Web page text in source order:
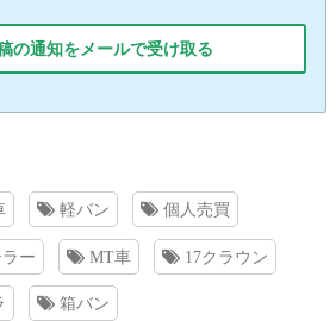
の通知をメールで受け取る
軽バン 個人売買
ー MT車 17クラウン
箱バン